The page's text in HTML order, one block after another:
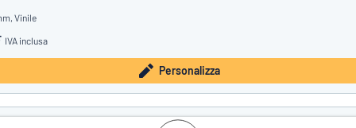
Vinile
IVA inclusa
Personalizza